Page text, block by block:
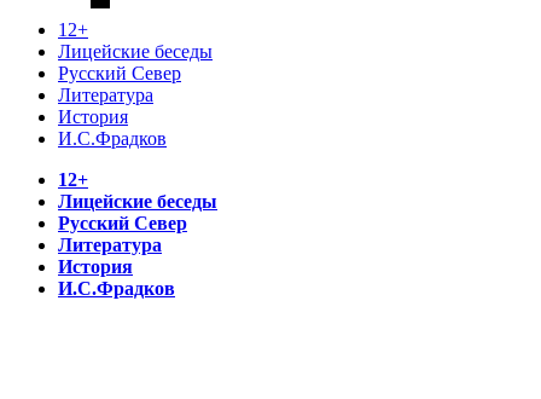
12+
Лицейские беседы
Русский Север
Литература
История
И.С.Фрадков
12+
Лицейские беседы
Русский Север
Литература
История
И.С.Фрадков